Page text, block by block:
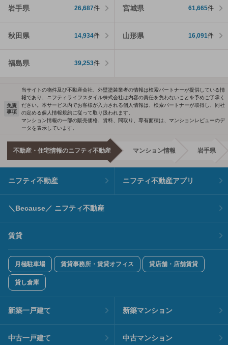
岩手県 26,687件 宮城県 61,665件
秋田県 14,934件 山形県 16,091件
福島県 39,253件
免責
事項
当サイトの物件及び不動産会社、外壁塗装業者の情報は検索パートナーが提供している情
報であり、ニフティライフスタイル株式会社は内容の責任を負わないことを予めご了承く
ださい。本サービス内でお客様が入力される個人情報は、検索パートナーが取得し、同社
の定める個人情報規約に従って取り扱われます。
マンション情報の一部の販売価格、賃料、間取り、専有面積は、マンションレビューのデ
ータを表示しています。
不動産・住宅情報のニフティ不動産 マンション情報 岩手県
ニフティ不動産 ニフティ不動産アプリ
＼Because／ ニフティ不動産
賃貸
月極駐車場 賃貸事務所・賃貸オフィス 貸店舗・店舗賃貸
貸し倉庫
新築一戸建て 新築マンション
中古一戸建て 中古マンション